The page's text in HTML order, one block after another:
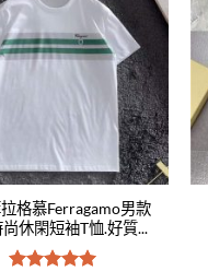
Add to
wishlist
格慕Ferragamo男款
休閑短袖T恤.好質...